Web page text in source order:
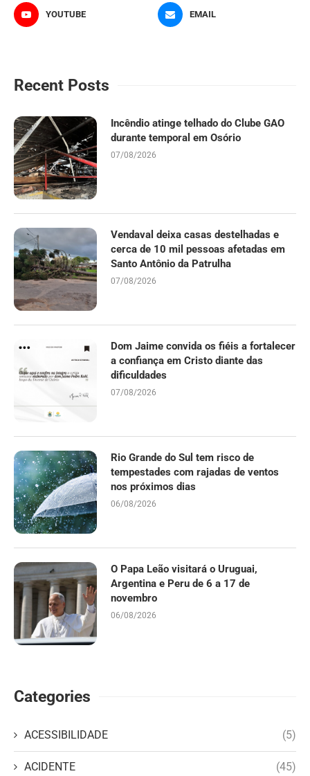
YOUTUBE EMAIL
Recent Posts
Incêndio atinge telhado do Clube GAO
durante temporal em Osório
07/08/2026
Vendaval deixa casas destelhadas e
cerca de 10 mil pessoas afetadas em
Santo Antônio da Patrulha
07/08/2026
Dom Jaime convida os fiéis a fortalecer
a confiança em Cristo diante das
dificuldades
07/08/2026
Rio Grande do Sul tem risco de
tempestades com rajadas de ventos
nos próximos dias
06/08/2026
O Papa Leão visitará o Uruguai,
Argentina e Peru de 6 a 17 de
novembro
06/08/2026
Categories
ACESSIBILIDADE (5)
ACIDENTE (45)